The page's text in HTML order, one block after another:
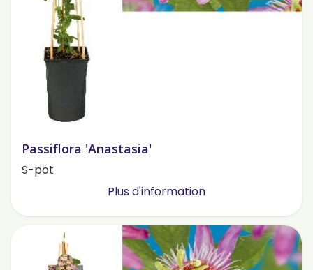
Passiflora 'Anastasia'
S-pot
Plus d'information